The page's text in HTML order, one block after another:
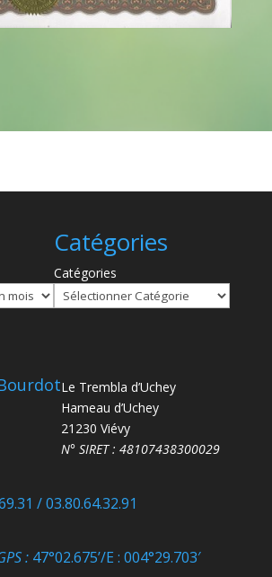
Catégories
Catégories
Le Trembla d’Uchey
Hameau d’Uchey
21230 Viévy
N° SIRET : 48107438300029
/ 03.80.64.32.91
:47°02.675’/E : 004°29.703′